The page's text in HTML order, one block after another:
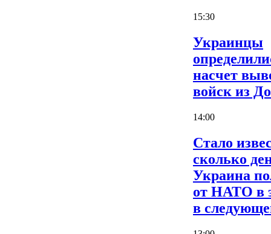
15:30
Украинцы
насчет
войск из
14:00
Стало
сколько
Украина
от НАТО в
в